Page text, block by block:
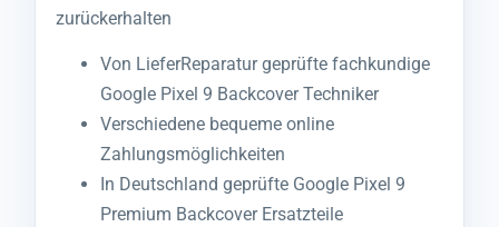
zurückerhalten
Von LieferReparatur geprüfte fachkundige
Google Pixel 9 Backcover Techniker
Verschiedene bequeme online
Zahlungsmöglichkeiten
In Deutschland geprüfte Google Pixel 9
Premium Backcover Ersatzteile